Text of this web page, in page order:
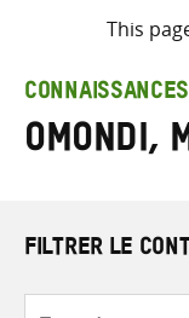
This
Omondi,
FILTRER LE